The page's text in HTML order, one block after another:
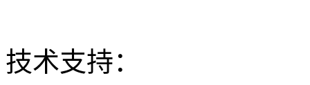
技术支持：